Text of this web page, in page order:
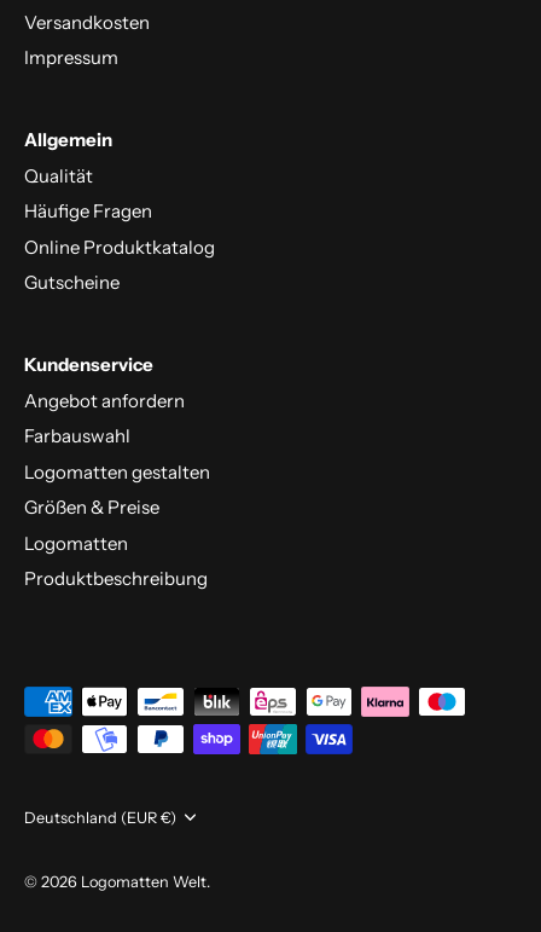
Versandkosten
Impressum
Allgemein
Qualität
Häufige Fragen
Online Produktkatalog
Gutscheine
Kundenservice
Angebot anfordern
Farbauswahl
Logomatten gestalten
Größen & Preise
Logomatten
Produktbeschreibung
Währung
Deutschland (EUR €)
© 2026 Logomatten Welt.